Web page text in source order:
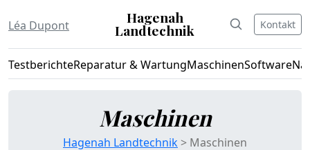
Léa Dupont Hagenah
Landtechnik Kontakt
TestberichteReparatur & WartungMaschinenSoftware
Maschinen
Hagenah Landtechnik> Maschinen